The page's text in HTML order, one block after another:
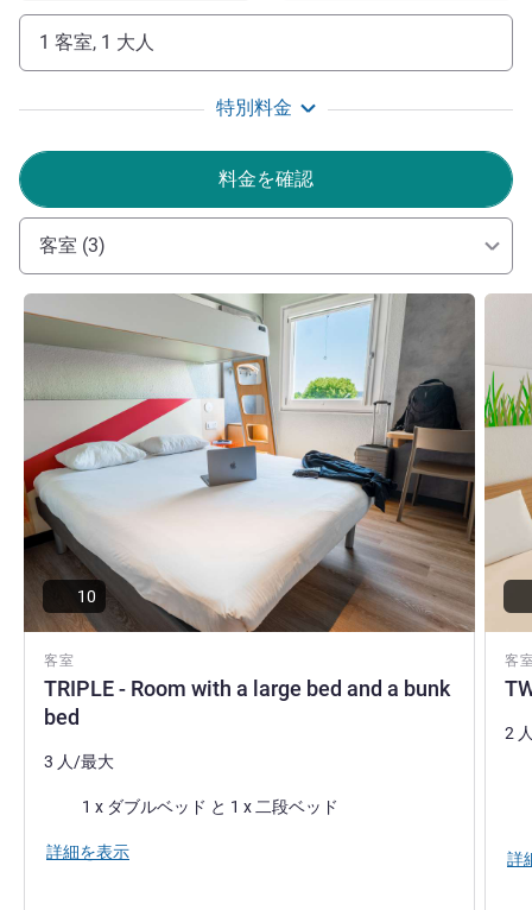
Located at the junction of the A35/M35/N83 highways, our
key position provides easy access to the La Vigie shopping
center, the German border, and the Rhine port area. A "park
and ride" tram is close by for exploring Strasbourg.
Welcome to this Ibis Budget like no other! Join us for a
budget friendly stay that's full of experiences. Our dynamic
team is standing by to welcome you. See you soon!
CAROLE GENEAU ホテル経営
1 客室, 1 大人
特別料金
料金を確認
客室 (3)
客室
TRIPLE - Room with a large bed and a bunk
bed
詳細を表示
10
3 人/最大
1 x ダブルベッド と 1 x 二段ベッド
詳細を表示
客
詳細
2
詳